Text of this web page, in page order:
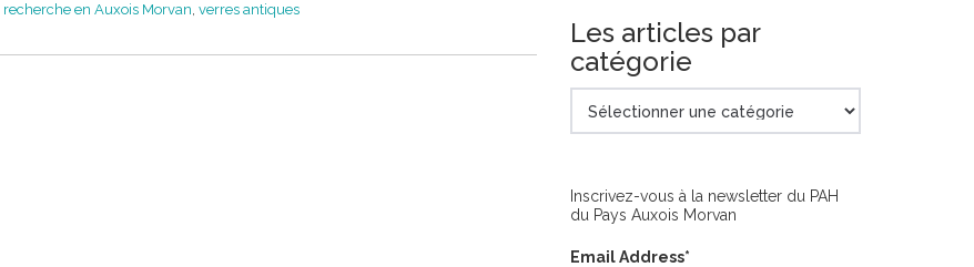
recherche en Auxois Morvan,verres antiques
Les articles par
catégorie
articles
Inscrivez-vous à la newsletter du PAH
du Pays Auxois Morvan
Email Address*